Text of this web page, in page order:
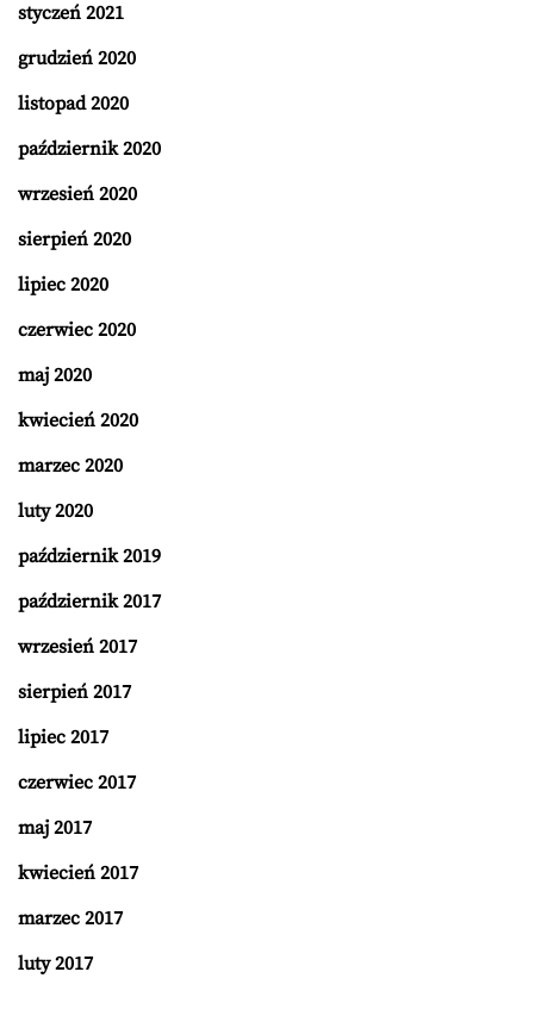
styczeń 2021
grudzień 2020
listopad 2020
październik 2020
wrzesień 2020
sierpień 2020
lipiec 2020
czerwiec 2020
maj 2020
kwiecień 2020
marzec 2020
luty 2020
październik 2019
październik 2017
wrzesień 2017
sierpień 2017
lipiec 2017
czerwiec 2017
maj 2017
kwiecień 2017
marzec 2017
luty 2017